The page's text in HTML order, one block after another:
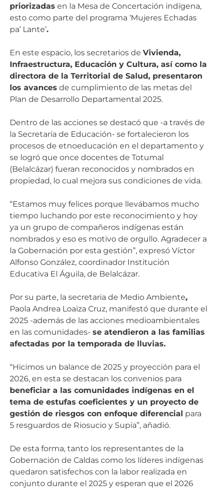
priorizadas en la Mesa de Concertación indígena,
esto como parte del programa ‘Mujeres Echadas
pa’ Lante’.
En este espacio, los secretarios de Vivienda,
Infraestructura, Educación y Cultura, así como la
directora de la Territorial de Salud, presentaron
los avances de cumplimiento de las metas del
Plan de Desarrollo Departamental 2025.
Dentro de las acciones se destacó que -a través de
la Secretaría de Educación- se fortalecieron los
procesos de etnoeducación en el departamento y
se logró que once docentes de Totumal
(Belalcázar) fueran reconocidos y nombrados en
propiedad, lo cual mejora sus condiciones de vida.
“Estamos muy felices porque llevábamos mucho
tiempo luchando por este reconocimiento y hoy
ya un grupo de compañeros indígenas están
nombrados y eso es motivo de orgullo. Agradecer a
la Gobernación por esta gestión”, expresó Víctor
Alfonso González, coordinador Institución
Educativa El Águila, de Belalcázar.
Por su parte, la secretaria de Medio Ambiente,
Paola Andrea Loaiza Cruz, manifestó que durante el
2025 -además de las acciones medioambientales
en las comunidades- se atendieron a las familias
afectadas por la temporada de lluvias.
“Hicimos un balance de 2025 y proyección para el
2026, en esta se destacan los convenios para
beneficiar a las comunidades indígenas en el
tema de estufas coeficientes y un proyecto de
gestión de riesgos con enfoque diferencial para
5 resguardos de Riosucio y Supía”, añadió.
De esta forma, tanto los representantes de la
Gobernación de Caldas como los líderes indígenas
quedaron satisfechos con la labor realizada en
conjunto durante el 2025 y esperan que el 2026